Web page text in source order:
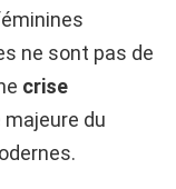
ne sont pas de
crise
du